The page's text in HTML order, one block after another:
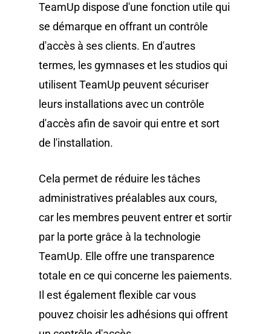
TeamUp dispose d'une fonction utile qui
se démarque en offrant un contrôle
d'accès à ses clients. En d'autres
termes, les gymnases et les studios qui
utilisent TeamUp peuvent sécuriser
leurs installations avec un contrôle
d'accès afin de savoir qui entre et sort
de l'installation.
Cela permet de réduire les tâches
administratives préalables aux cours,
car les membres peuvent entrer et sortir
par la porte grâce à la technologie
TeamUp. Elle offre une transparence
totale en ce qui concerne les paiements.
Il est également flexible car vous
pouvez choisir les adhésions qui offrent